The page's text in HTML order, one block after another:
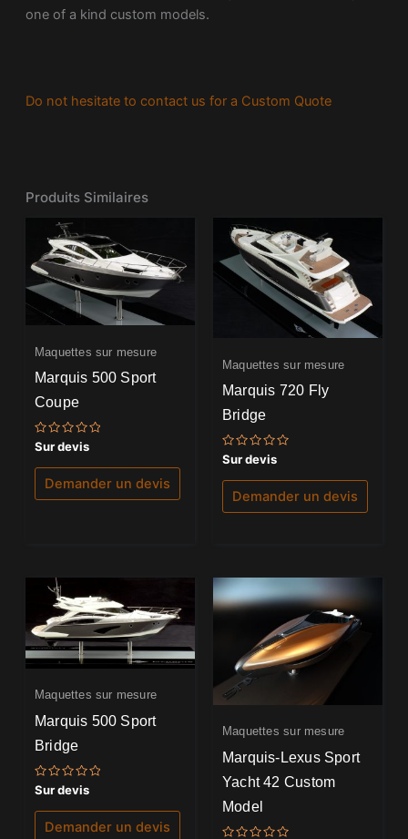
one of a kind custom models.
Do not hesitate to contact us for a Custom Quote
Produits Similaires
Maquettes sur mesure
Marquis 500 Sport
Coupe
Note
0
sur
Sur devis
Demander un devis
Maquettes sur mesure
Marquis 720 Fly
Bridge
Note
0
sur
Sur devis
Demander un devis
Maquettes sur mesure
Marquis 500 Sport
Bridge
Note
0
sur
Sur devis
Demander un devis
Maquettes sur mesure
Marquis-Lexus Sport
Yacht 42 Custom
Model